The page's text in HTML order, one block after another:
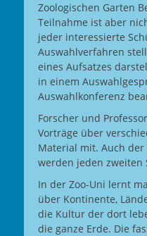
Zoologischen Garten
Teilnahme ist aber
jeder interessierte
Auswahlverfahren
eines Aufsatzes
in einem
Auswahlkonferenz
Forscher und
Vorträge über
Material mit. Auch
werden jeden zweiten
In der Zoo-Uni lernt
über Kontinente,
die Kultur der dort
die ganze Erde. Die